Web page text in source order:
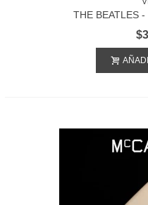
THE BEATLES